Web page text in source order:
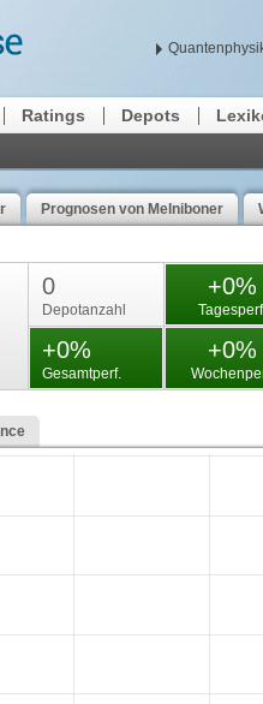
Ratings Depots
Prognosen von Melniboner
0
Depotanzahl
+0%
+0%
Gesamtperf.
+0%